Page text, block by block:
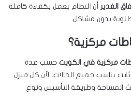
الغدير أن النظام يعمل بكفاءة كاملة
بدون مشاكل.
مركزية؟
مركزية في الكويت حسب عدة
يناسب جميع الحالات، لأن كل منزل
المساحة وطريقة التأسيس ونوع